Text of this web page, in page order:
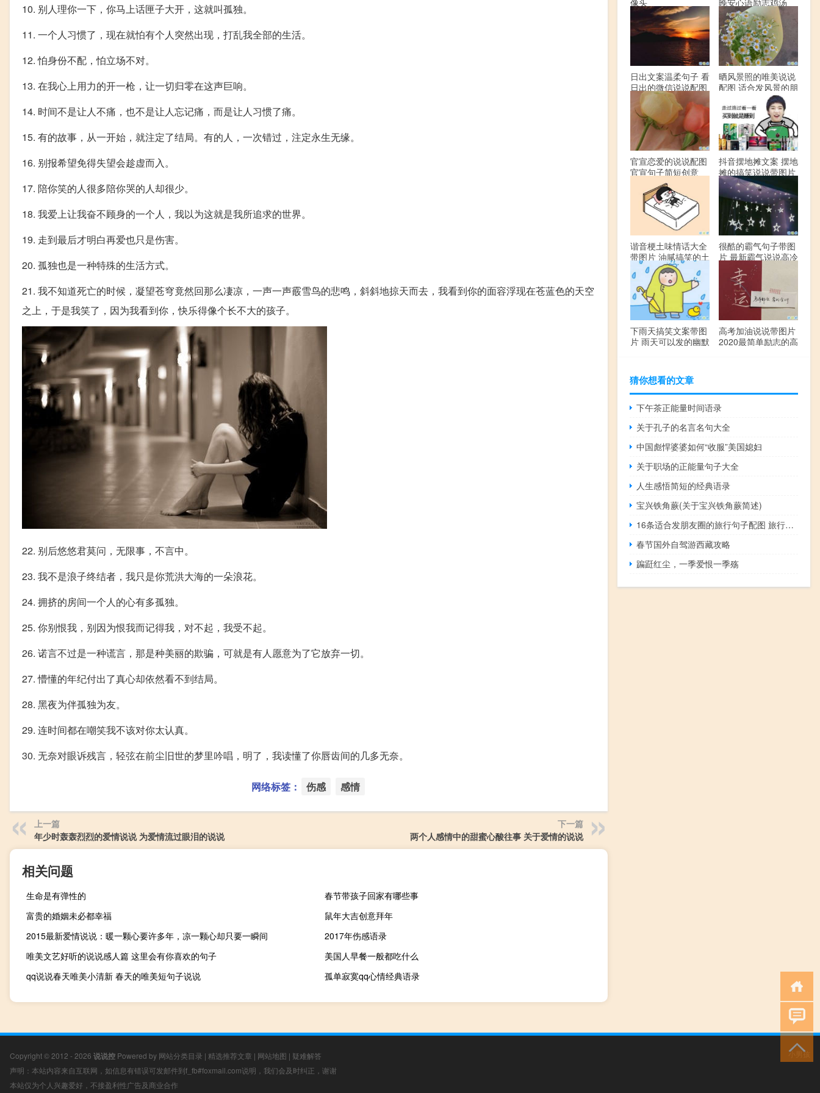
10. 别人理你一下，你马上话匣子大开，这就叫孤独。
11. 一个人习惯了，现在就怕有个人突然出现，打乱我全部的生活。
12. 怕身份不配，怕立场不对。
13. 在我心上用力的开一枪，让一切归零在这声巨响。
14. 时间不是让人不痛，也不是让人忘记痛，而是让人习惯了痛。
15. 有的故事，从一开始，就注定了结局。有的人，一次错过，注定永生无缘。
16. 别报希望免得失望会趁虚而入。
17. 陪你笑的人很多陪你哭的人却很少。
18. 我爱上让我奋不顾身的一个人，我以为这就是我所追求的世界。
19. 走到最后才明白再爱也只是伤害。
20. 孤独也是一种特殊的生活方式。
21. 我不知道死亡的时候，凝望苍穹竟然回那么凄凉，一声一声霰雪鸟的悲鸣，斜斜地掠天而去，我看到你的面容浮现在苍蓝色的天空
之上，于是我笑了，因为我看到你，快乐得像个长不大的孩子。
22. 别后悠悠君莫问，无限事，不言中。
23. 我不是浪子终结者，我只是你荒洪大海的一朵浪花。
24. 拥挤的房间一个人的心有多孤独。
25. 你别恨我，别因为恨我而记得我，对不起，我受不起。
26. 诺言不过是一种谎言，那是种美丽的欺骗，可就是有人愿意为了它放弃一切。
27. 懵懂的年纪付出了真心却依然看不到结局。
28. 黑夜为伴孤独为友。
29. 连时间都在嘲笑我不该对你太认真。
30. 无奈对眼诉残言，轻弦在前尘旧世的梦里吟唱，明了，我读懂了你唇齿间的几多无奈。
网络标签： 伤感 感情
上一篇
年少时轰轰烈烈的爱情说说 为爱情流过眼泪的说说
下一篇
两个人感情中的甜蜜心酸往事 关于爱情的说说
相关问题
生命是有弹性的
春节带孩子回家有哪些事
富贵的婚姻未必都幸福
鼠年大吉创意拜年
2015最新爱情说说：暖一颗心要许多年，凉一颗心却只要一瞬间
2017年伤感语录
唯美文艺好听的说说感人篇 这里会有你喜欢的句子
美国人早餐一般都吃什么
qq说说春天唯美小清新 春天的唯美短句子说说
孤单寂寞qq心情经典语录
像头 晚安心语励志鸡汤
日出文案温柔句子 看
日出的微信说说配图
晒风景照的唯美说说
配图 适合发风景的朋
官宣恋爱的说说配图
官宣句子简短创意
抖音摆地摊文案 摆地
摊的搞笑说说带图片
谐音梗土味情话大全
带图片 油腻搞笑的土
味情话
很酷的霸气句子带图
片 最新霸气说说高冷
下雨天搞笑文案带图
片 雨天可以发的幽默
高考加油说说带图片
2020最简单励志的高
猜你想看的文章
下午茶正能量时间语录
关于孔子的名言名句大全
中国彪悍婆婆如何“收服”美国媳妇
关于职场的正能量句子大全
人生感悟简短的经典语录
宝兴铁角蕨(关于宝兴铁角蕨简述)
16条适合发朋友圈的旅行句子配图 旅行句子表达心情短语最新版
春节国外自驾游西藏攻略
蹁跹红尘，一季爱恨一季殇
Copyright © 2012 - 2026 说说控 Powered by 网站分类目录 | 精选推荐文章 | 网站地图 | 疑难解答
声明：本站内容来自互联网，如信息有错误可发邮件到f_fb#foxmail.com说明，我们会及时纠正，谢谢
本站仅为个人兴趣爱好，不接盈利性广告及商业合作
小男孩